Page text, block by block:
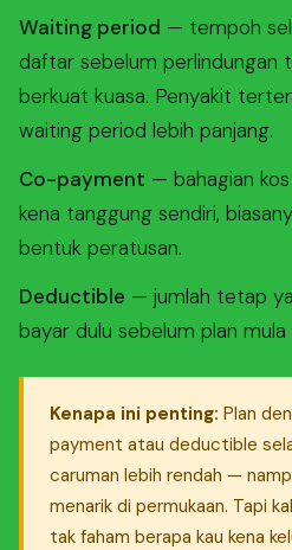
Waiting period — tempoh
daftar sebelum perlindungan
berkuat kuasa. Penyakit
waiting period lebih panjang.
Co-payment — bahagian
kena tanggung sendiri,
bentuk peratusan.
Deductible — jumlah tetap
bayar dulu sebelum plan mula
Kenapa ini penting: Plan
payment atau deductible
caruman lebih rendah —
menarik di permukaan. Tapi
tak faham berapa kau kena